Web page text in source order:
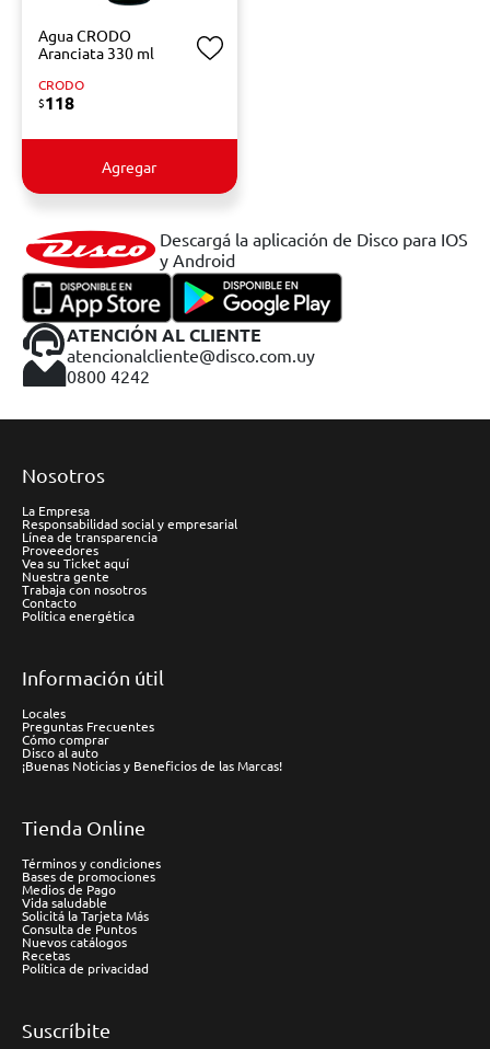
Agua CRODO
Aranciata 330 ml
CRODO
$118
Agregar
Descargá la aplicación de Disco para IOS
y Android
ATENCIÓN AL CLIENTE
atencionalcliente@disco.com.uy
0800 4242
Nosotros
La Empresa
Responsabilidad social y empresarial
Línea de transparencia
Proveedores
Vea su Ticket aquí
Nuestra gente
Trabaja con nosotros
Contacto
Política energética
Información útil
Locales
Preguntas Frecuentes
Cómo comprar
Disco al auto
¡Buenas Noticias y Beneficios de las Marcas!
Tienda Online
Términos y condiciones
Bases de promociones
Medios de Pago
Vida saludable
Solicitá la Tarjeta Más
Consulta de Puntos
Nuevos catálogos
Recetas
Política de privacidad
Suscríbite